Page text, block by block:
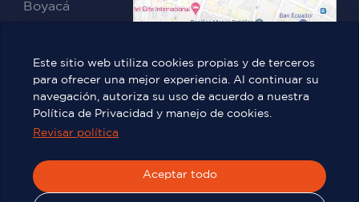
Boyacá
Teresa
Benites Ayala
Este sitio web utiliza cookies propias y de terceros
para ofrecer una mejor experiencia. Al continuar su
navegación, autoriza su uso de acuerdo a nuestra
Política de Privacidad y manejo de cookies.
Revisar política
Aceptar todo